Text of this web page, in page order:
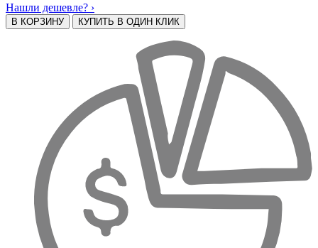
Нашли дешевле? ›
В КОРЗИНУ КУПИТЬ В ОДИН КЛИК